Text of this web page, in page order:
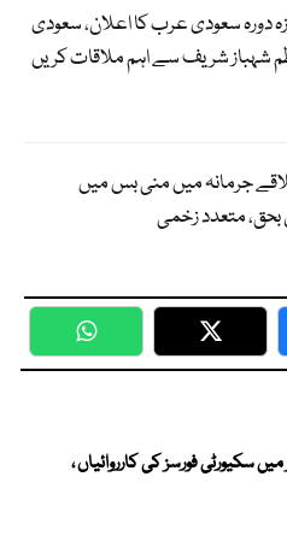
دورہ سعودی عرب کا اعلان، سعودی
شہباز شریف سے اہم ملاقات کریں
جرمانہ میں منی بس میں
WhatsApp Twitter
سکیورٹی فورسز کی کارروائیاں ،